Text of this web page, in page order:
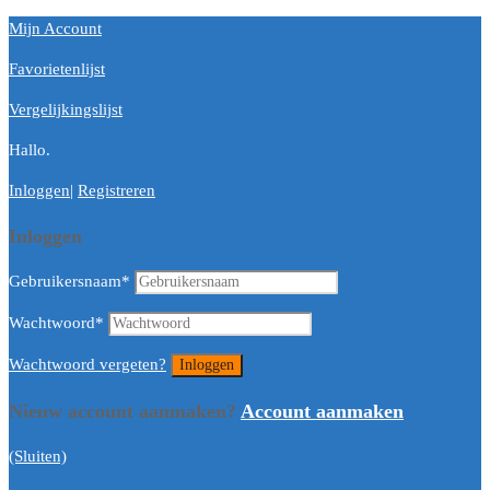
Mijn Account
Favorietenlijst
Vergelijkingslijst
Hallo.
Inloggen| Registreren
Inloggen
Gebruikersnaam*
Wachtwoord*
Wachtwoord vergeten?
Nieuw account aanmaken? Account aanmaken
(Sluiten)